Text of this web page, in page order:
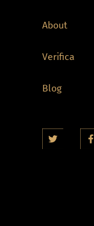
About
Verifica
Blog